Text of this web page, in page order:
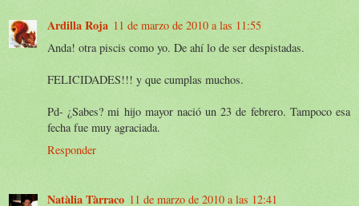
Ardilla Roja 11 de marzo de 2010 a las 11:55
Anda! otra piscis como yo. De ahí lo de ser despistadas.
FELICIDADES!!! y que cumplas muchos.
Pd- ¿Sabes? mi hijo mayor nació un 23 de febrero. Tampoco esa
fecha fue muy agraciada.
Responder
Natàlia Tàrraco 11 de marzo de 2010 a las 12:41